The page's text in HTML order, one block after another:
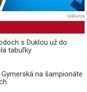
reklama
s Duklou už do
tabuľky
na šampionáte